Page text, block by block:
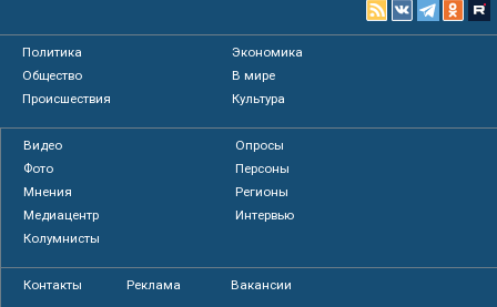
Политика
Экономика
Общество
В мире
Происшествия
Культура
Видео
Опросы
Фото
Персоны
Мнения
Регионы
Медиацентр
Интервью
Колумнисты
Контакты Реклама Вакансии